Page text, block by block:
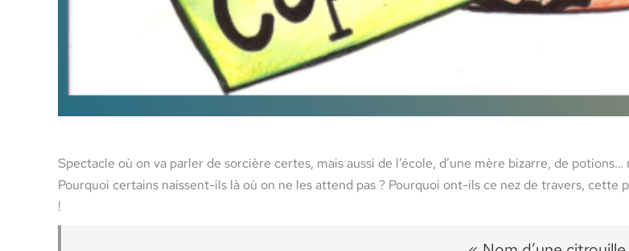
Spectacle où on va parler de sorcière certes, mais aussi de l’école, d’une mère bizarre, de
Pourquoi certains naissent-ils là où on ne les attend pas ? Pourquoi ont-ils ce nez de travers,
!